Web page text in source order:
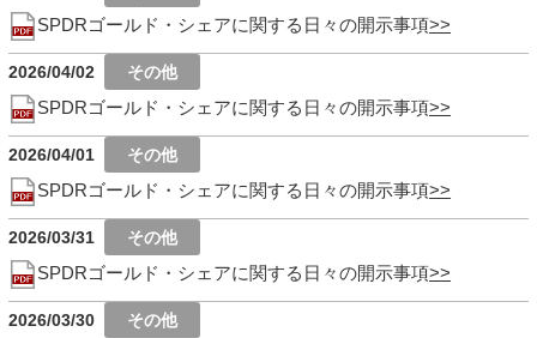
SPDRゴールド・シェアに関する日々の開示事項
2026/04/02
SPDRゴールド・シェアに関する日々の開示事項
2026/04/01
SPDRゴールド・シェアに関する日々の開示事項
2026/03/31
SPDRゴールド・シェアに関する日々の開示事項
2026/03/30